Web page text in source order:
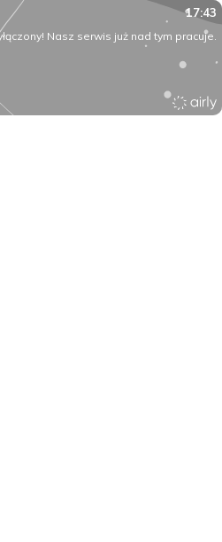
17:43
Nasz serwis już nad tym pracuje.